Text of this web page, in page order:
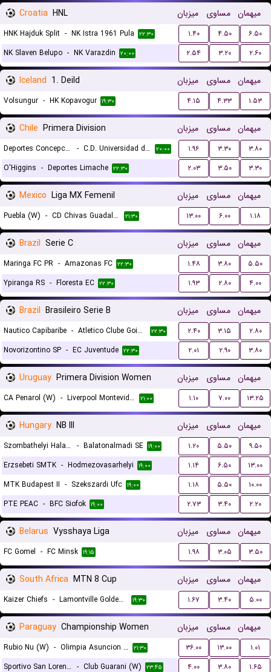
Croatia HNL میزبان مساوی میهمان
HNK Hajduk Split - NK Istra 1961 Pula ۲۲:۳۰ ۱.۴۰ ۴.۵۰
۶.۵۰
NK Slaven Belupo - NK Varazdin ۲۰:۰۰ ۲.۵۴ ۳.۲۰ ۲.۶۰
Iceland 1. Deild میزبان مساوی میهمان
Volsungur - HK Kopavogur ۱۹:۳۰ ۴.۱۵ ۴.۳۳ ۱.۵۳
Chile Primera Division میزبان مساوی میهمان
Deportes Concepcion - C.D. Universidad de Concepcion ۲۰:۰۰ ۱.۹۶ ۳.۳۰
۳.۸۰
O'Higgins - Deportes Limache ۲۲:۳۰ ۲.۰۳ ۳.۵۰ ۳.۳۰
Mexico Liga MX Femenil میزبان مساوی میهمان
Puebla (W) - CD Chivas Guadalajara (W) ۲۱:۳۰ ۱۳.۰۰ ۶.۰۰ ۱.۱۸
Brazil Serie C میزبان مساوی میهمان
Maringa FC PR - Amazonas FC ۲۲:۳۰ ۱.۴۸ ۳.۸۰
۵.۵۰
Ypiranga RS - Floresta EC ۲۲:۳۰ ۱.۹۳ ۲.۸۰ ۴.۰۰
Brazil Brasileiro Serie B میزبان مساوی میهمان
Nautico Capibaribe - Atletico Clube Goianiense ۲۲:۳۰ ۲.۴۰ ۳.۱۵
۲.۸۰
Novorizontino SP - EC Juventude ۲۲:۳۰ ۲.۰۱ ۲.۹۰ ۳.۸۰
Uruguay Primera Division Women میزبان مساوی میهمان
CA Penarol (W) - Liverpool Montevideo (W) ۲۱:۰۰ ۱.۱۰ ۷.۰۰ ۱۳.۲۵
Hungary NB III میزبان مساوی میهمان
Szombathelyi Haladas - Balatonalmadi SE ۱۹:۰۰ ۱.۲۰ ۵.۵۰
۹.۵۰
Erzsebeti SMTK - Hodmezovasarhelyi ۱۹:۰۰ ۱.۱۴ ۶.۵۰
۱۳.۰۰
MTK Budapest II - Szekszardi Ufc ۱۹:۰۰ ۱.۱۸ ۵.۵۰
۱۰.۰۰
PTE PEAC - BFC Siofok ۱۹:۰۰ ۲.۷۳ ۳.۴۰ ۲.۲۰
Belarus Vysshaya Liga میزبان مساوی میهمان
FC Gomel - FC Minsk ۱۹:۱۵ ۱.۹۸ ۳.۰۵ ۳.۵۰
South Africa MTN 8 Cup میزبان مساوی میهمان
Kaizer Chiefs - Lamontville Golden Arrows ۱۹:۳۰ ۱.۶۷ ۳.۴۰ ۵.۰۰
Paraguay Championship Women میزبان مساوی میهمان
Rubio Nu (W) - Olimpia Asuncion (W) ۲۱:۳۰ ۳۶.۰۰ ۱۳.۰۰
۱.۰۱
Sportivo San Lorenzo (W) - Club Guarani (W) ۲۳:۴۵ ۴.۰۰ ۳.۸۰ ۱.۶۵